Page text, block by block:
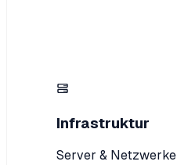
Infrastruktur
Server & Netzwerke